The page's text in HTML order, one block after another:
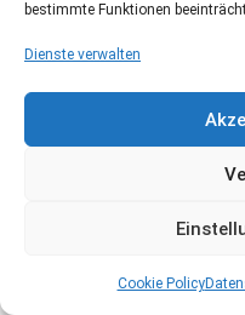
bestimmte Funktionen
Dienste verwalten
Cookie Policy